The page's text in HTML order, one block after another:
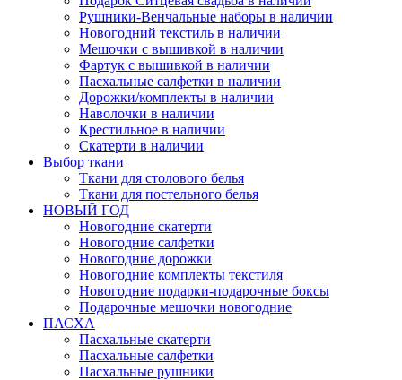
Рушники-Венчальные наборы в наличии
Новогодний текстиль в наличии
Мешочки с вышивкой в наличии
Фартук с вышивкой в наличии
Пасхальные салфетки в наличии
Дорожки/комплекты в наличии
Наволочки в наличии
Крестильное в наличии
Скатерти в наличии
Выбор ткани
Ткани для столового белья
Ткани для постельного белья
НОВЫЙ ГОД
Новогодние скатерти
Новогодние салфетки
Новогодние дорожки
Новогодние комплекты текстиля
Новогодние подарки-подарочные боксы
Подарочные мешочки новогодние
ПАСХА
Пасхальные скатерти
Пасхальные салфетки
Пасхальные рушники